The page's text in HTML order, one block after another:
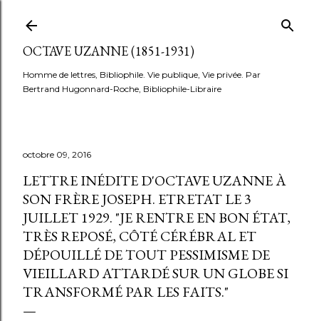
OCTAVE UZANNE (1851-1931)
Homme de lettres, Bibliophile. Vie publique, Vie privée. Par
Bertrand Hugonnard-Roche, Bibliophile-Libraire
octobre 09, 2016
LETTRE INÉDITE D'OCTAVE UZANNE À
SON FRÈRE JOSEPH. ETRETAT LE 3
JUILLET 1929. "JE RENTRE EN BON ÉTAT,
TRÈS REPOSÉ, CÔTÉ CÉRÉBRAL ET
DÉPOUILLÉ DE TOUT PESSIMISME DE
VIEILLARD ATTARDÉ SUR UN GLOBE SI
TRANSFORMÉ PAR LES FAITS."